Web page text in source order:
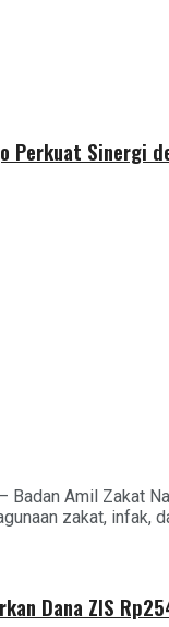
Perkuat Sinergi
Amil Zakat
zakat, infak,
Dana ZIS